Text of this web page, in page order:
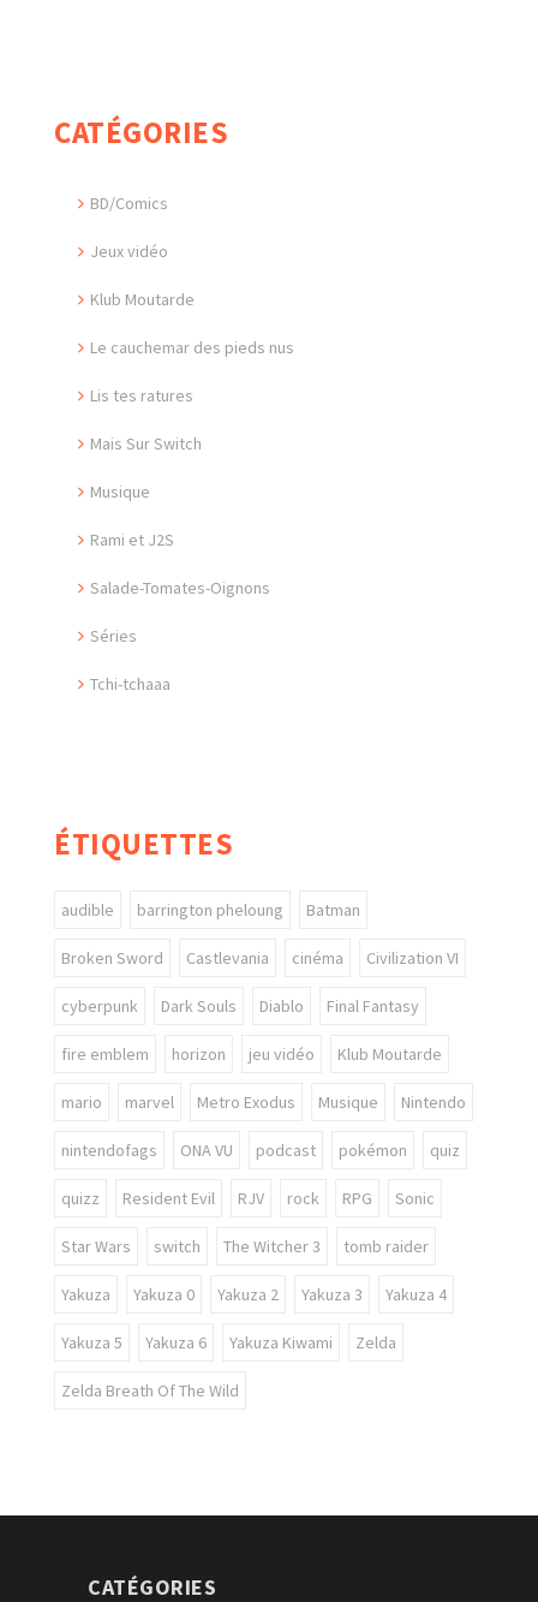
CATÉGORIES
BD/Comics
Jeux vidéo
Klub Moutarde
Le cauchemar des pieds nus
Lis tes ratures
Mais Sur Switch
Musique
Rami et J2S
Salade-Tomates-Oignons
Séries
Tchi-tchaaa
ÉTIQUETTES
audible barrington pheloung Batman
Broken Sword Castlevania cinéma Civilization VI
cyberpunk Dark Souls Diablo Final Fantasy
fire emblem horizon jeu vidéo Klub Moutarde
mario marvel Metro Exodus Musique Nintendo
nintendofags ONA VU podcast pokémon quiz
quizz Resident Evil RJV rock RPG Sonic
Star Wars switch The Witcher 3 tomb raider
Yakuza Yakuza 0 Yakuza 2 Yakuza 3 Yakuza 4
Yakuza 5 Yakuza 6 Yakuza Kiwami Zelda
Zelda Breath Of The Wild
CATÉGORIES